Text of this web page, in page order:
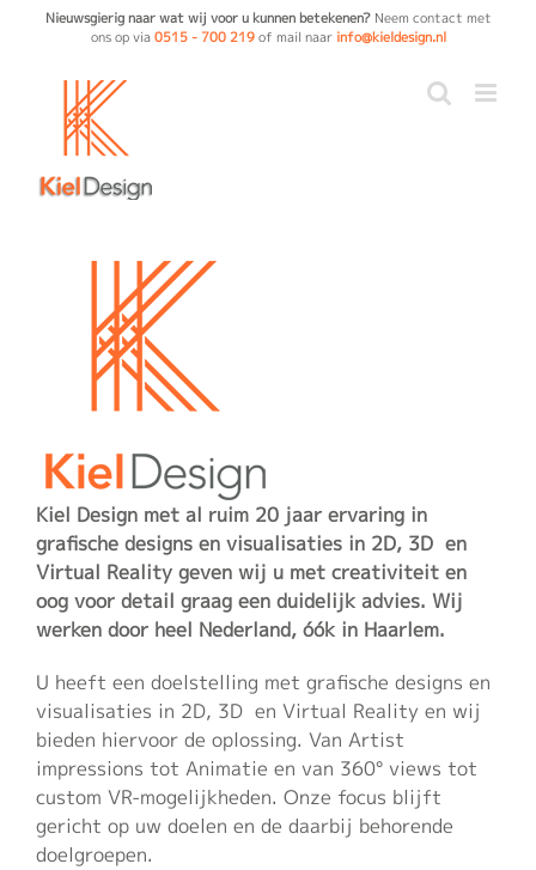
Nieuwsgierig naar wat wij voor u kunnen betekenen?Neem contact met
ons op via0515 - 700 219of mail naar info@kieldesign.nl
Kiel Design met al ruim 20 jaar ervaring in
grafische designs en visualisaties in 2D, 3D en
Virtual Reality geven wij u met creativiteit en
oog voor detail graag een duidelijk advies. Wij
werken door heel Nederland, óók in Haarlem.
U heeft een doelstelling met grafische designs en
visualisaties in 2D, 3D en Virtual Reality en wij
bieden hiervoor de oplossing. Van Artist
impressions tot Animatie en van 360° views tot
custom VR-mogelijkheden. Onze focus blijft
gericht op uw doelen en de daarbij behorende
doelgroepen.